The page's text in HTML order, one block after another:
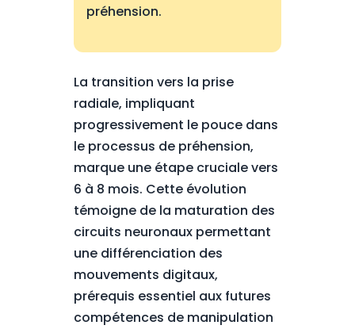
préhension.
La transition vers la prise
radiale, impliquant
progressivement le pouce dans
le processus de préhension,
marque une étape cruciale vers
6 à 8 mois. Cette évolution
témoigne de la maturation des
circuits neuronaux permettant
une différenciation des
mouvements digitaux,
prérequis essentiel aux futures
compétences de manipulation